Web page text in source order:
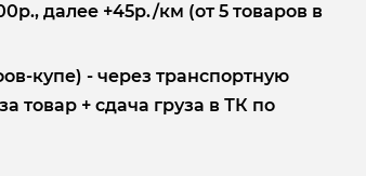
далее +45р./км (от 5 товаров в
купе) - через транспортную
товар + сдача груза в ТК по